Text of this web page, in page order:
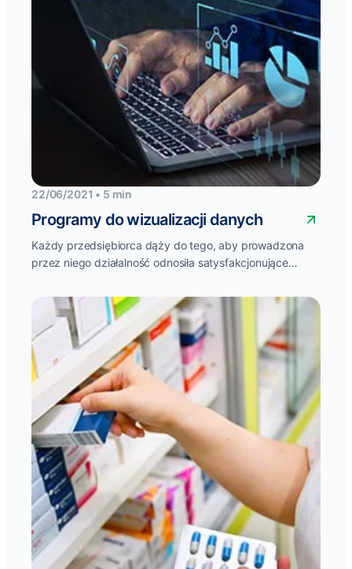
22/06/2021 • 5 min
Programy do wizualizacji danych
Każdy przedsiębiorca dąży do tego, aby prowadzona
przez niego działalność odnosiła satysfakcjonujące
zawsze...